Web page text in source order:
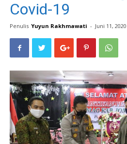
Covid-19
Penulis Yuyun Rakhmawati - Juni 11, 2020